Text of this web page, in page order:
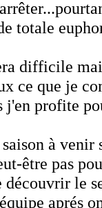
totale
difficile
ce que je
profite
à
être pas
découvrir le
aprés